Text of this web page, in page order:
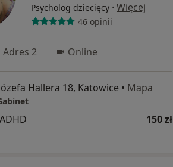
Psycholog dziecięcy · Więcej
46 opinii
Adres 2 Online
Hallera 18, Katowice • Mapa
150 zł